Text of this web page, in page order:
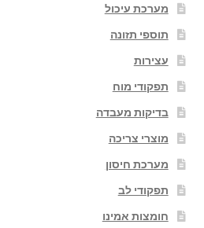
מערכת עיכול
תוספי תזונה
עצירות
תפקודי מוח
בדיקות מעבדה
מוצרי צריכה
מערכת חיסון
תפקודי לב
חומצות אמינו